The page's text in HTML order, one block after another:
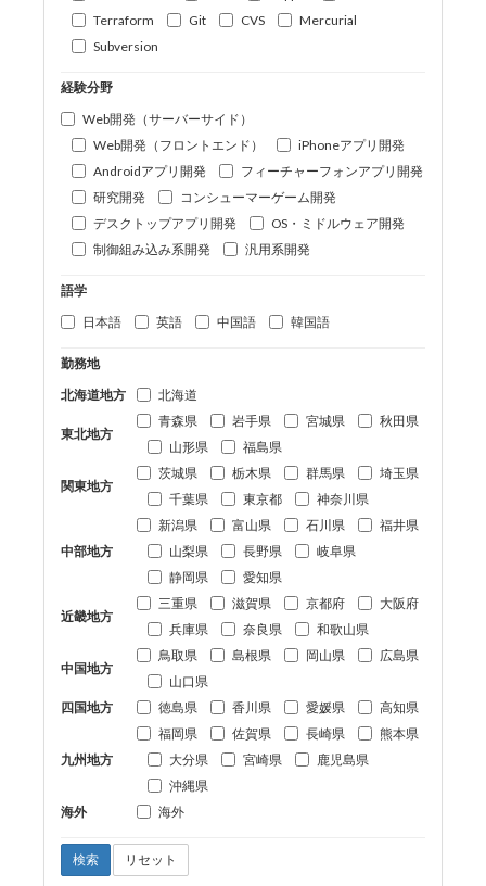
Terraform
Git CVS
Mercurial
Subversion
経験分野
Web開発（サーバーサイド）
Web開発（フロントエンド）
iPhoneアプリ開発
Androidアプリ開発
フィーチャーフォンアプリ開発
研究開発
コンシューマーゲーム開発
デスクトップアプリ開発
OS・ミドルウェア開発
制御組み込み系開発
汎用系開発
語学
日本語
英語 中国語 韓国語
勤務地
北海道地方
北海道
東北地方
青森県 岩手県 宮城県
秋田県
山形県
福島県
関東地方
茨城県 栃木県 群馬県
埼玉県
千葉県
東京都 神奈川県
中部地方
新潟県 富山県 石川県
福井県
山梨県
長野県
岐阜県
静岡県
愛知県
近畿地方
三重県 滋賀県 京都府
大阪府
兵庫県
奈良県 和歌山県
中国地方
鳥取県 島根県 岡山県
広島県
山口県
四国地方
徳島県 香川県 愛媛県 高知県
九州地方
福岡県 佐賀県 長崎県
熊本県
大分県
宮崎県
鹿児島県
沖縄県
海外
海外
検索 リセット